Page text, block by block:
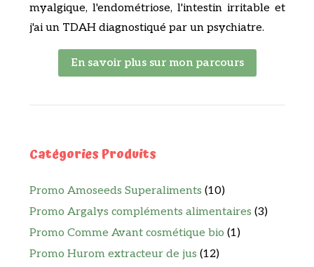
myalgique, l'endométriose, l'intestin irritable et
j'ai un TDAH diagnostiqué par un psychiatre.
En savoir plus sur mon parcours
Catégories Produits
Promo Amoseeds Superaliments (10)
Promo Argalys compléments alimentaires (3)
Promo Comme Avant cosmétique bio (1)
Promo Hurom extracteur de jus (12)